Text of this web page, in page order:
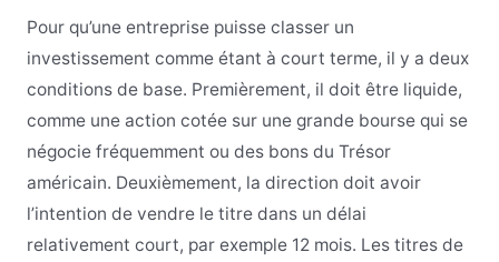
Pour qu’une entreprise puisse classer un
investissement comme étant à court terme, il y a deux
conditions de base. Premièrement, il doit être liquide,
comme une action cotée sur une grande bourse qui se
négocie fréquemment ou des bons du Trésor
américain. Deuxièmement, la direction doit avoir
l’intention de vendre le titre dans un délai
relativement court, par exemple 12 mois. Les titres de